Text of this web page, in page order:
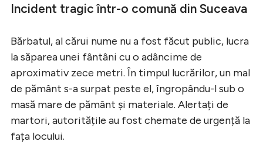
Incident tragic într-o comună din Suceava
Bărbatul, al cărui nume nu a fost făcut public, lucra
la săparea unei fântâni cu o adâncime de
aproximativ zece metri. În timpul lucrărilor, un mal
de pământ s-a surpat peste el, îngropându-l sub o
masă mare de pământ și materiale. Alertați de
martori, autoritățile au fost chemate de urgență la
fața locului.